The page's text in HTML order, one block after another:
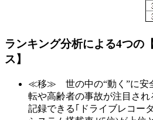
ランキング分析による4つの
ス】
≪移≫ 世の中の“動く”に安
転や高齢者の事故が注目さ
記録できる｢ドライブレコー